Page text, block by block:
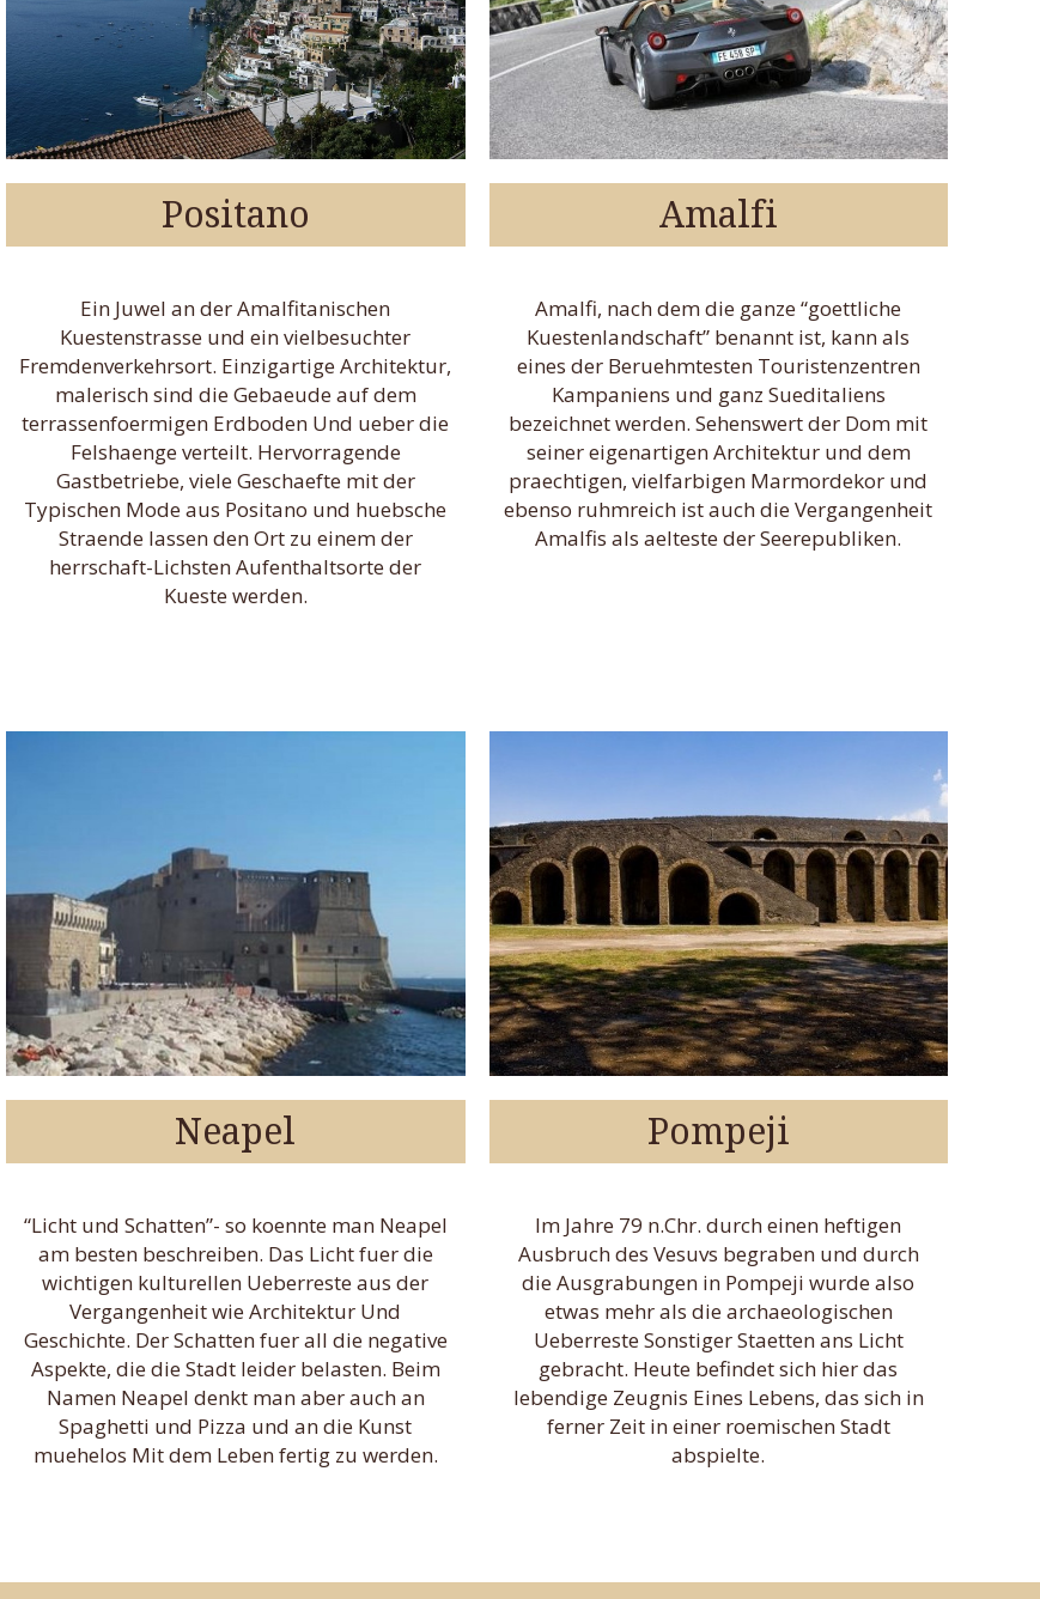
Positano
Ein Juwel an der Amalfitanischen
Kuestenstrasse und ein vielbesuchter
Fremdenverkehrsort. Einzigartige Architektur,
malerisch sind die Gebaeude auf dem
terrassenfoermigen Erdboden Und ueber die
Felshaenge verteilt. Hervorragende
Gastbetriebe, viele Geschaefte mit der
Typischen Mode aus Positano und huebsche
Straende lassen den Ort zu einem der
herrschaft-Lichsten Aufenthaltsorte der
Kueste werden.
Amalfi
Amalfi, nach dem die ganze “goettliche
Kuestenlandschaft” benannt ist, kann als
eines der Beruehmtesten Touristenzentren
Kampaniens und ganz Sueditaliens
bezeichnet werden. Sehenswert der Dom mit
seiner eigenartigen Architektur und dem
praechtigen, vielfarbigen Marmordekor und
ebenso ruhmreich ist auch die Vergangenheit
Amalfis als aelteste der Seerepubliken.
Neapel
“Licht und Schatten”- so koennte man Neapel
am besten beschreiben. Das Licht fuer die
wichtigen kulturellen Ueberreste aus der
Vergangenheit wie Architektur Und
Geschichte. Der Schatten fuer all die negative
Aspekte, die die Stadt leider belasten. Beim
Namen Neapel denkt man aber auch an
Spaghetti und Pizza und an die Kunst
muehelos Mit dem Leben fertig zu werden.
Pompeji
Im Jahre 79 n.Chr. durch einen heftigen
Ausbruch des Vesuvs begraben und durch
die Ausgrabungen in Pompeji wurde also
etwas mehr als die archaeologischen
Ueberreste Sonstiger Staetten ans Licht
gebracht. Heute befindet sich hier das
lebendige Zeugnis Eines Lebens, das sich in
ferner Zeit in einer roemischen Stadt
abspielte.